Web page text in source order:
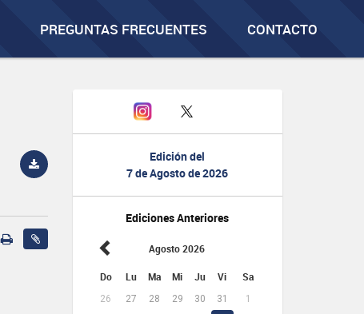
PREGUNTAS FRECUENTES CONTACTO
Edición del
7 de Agosto de 2026
Ediciones Anteriores
Agosto 2026
Do Lu Ma Mi Ju Vi Sa
26 27 28 29 30 31
1